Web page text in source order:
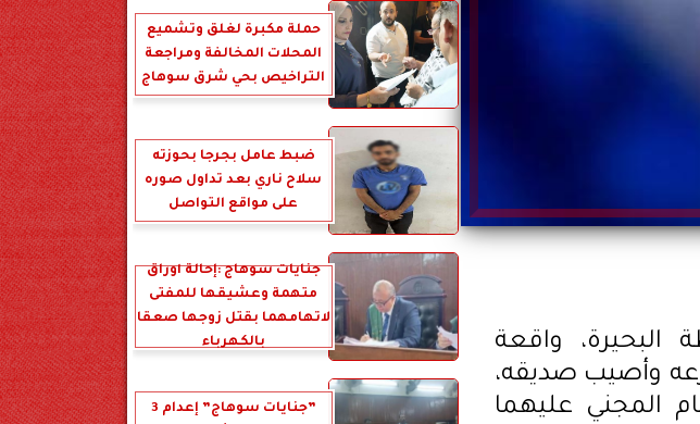
واقعة
وأصيب صديقه،
المجني عليهما
حملة مكبرة لغلق وتشميع
المحلات المخالفة ومراجعة
التراخيص بحي شرق سوهاج
ضبط عامل بجرجا بحوزته
سلاح ناري بعد تداول صوره
على مواقع التواصل
جنايات سوهاج :إحالة أوراق
متهمة وعشيقها للمفتى
لاتهامهما بقتل زوجها صعقا
بالكهرباء
”جنايات سوهاج” إعدام 3